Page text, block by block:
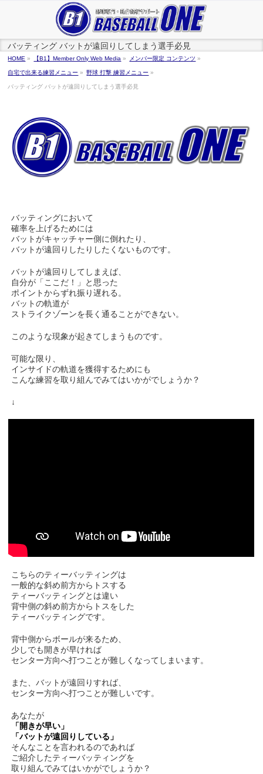
バッティング バットが遠回りしてしまう選手必見
HOME » 【B1】Member Only Web Media » メンバー限定 コンテンツ »
自宅で出来る練習メニュー » 野球 打撃 練習メニュー »
バッティング バットが遠回りしてしまう選手必見
バッティングにおいて
確率を上げるためには
バットがキャッチャー側に倒れたり、
バットが遠回りしたりしたくないものです。
バットが遠回りしてしまえば、
自分が「ここだ！」と思った
ポイントからずれ振り遅れる。
バットの軌道が
ストライクゾーンを長く通ることができない。
このような現象が起きてしまうものです。
可能な限り、
インサイドの軌道を獲得するためにも
こんな練習を取り組んでみてはいかがでしょうか？
↓
こちらのティーバッティングは
一般的な斜め前方からトスする
ティーバッティングとは違い
背中側の斜め前方からトスをした
ティーバッティングです。
背中側からボールが来るため、
少しでも開きが早ければ
センター方向へ打つことが難しくなってしまいます。
また、バットが遠回りすれば、
センター方向へ打つことが難しいです。
あなたが
「開きが早い」
「バットが遠回りしている」
そんなことを言われるのであれば
ご紹介したティーバッティングを
取り組んでみてはいかがでしょうか？